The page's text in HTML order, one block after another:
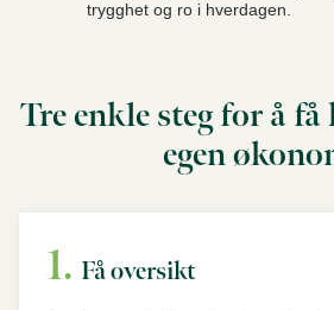
trygghet og ro i hverdagen.
Tre enkle steg for å
egen
Få oversikt